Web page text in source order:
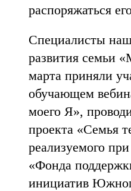
распоряжаться
Специалисты
развития семьи
марта приняли
обучающем
моего Я»,
проекта «Семья
реализуемого
«Фонда
инициатив